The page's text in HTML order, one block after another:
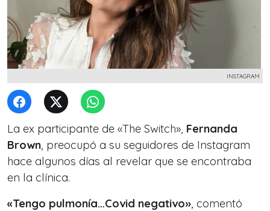
INSTAGRAM
La ex participante de «The Switch», Fernanda
Brown, preocupó a su seguidores de Instagram
hace algunos días al revelar que se encontraba
en la clínica.
«Tengo pulmonía…Covid negativo», comentó